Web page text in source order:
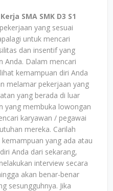
SMA SMK D3 S1
yang sesuai
untuk mencari
dan insentif yang
Anda. Dalam mencari
kemampuan diri Anda
melamar pekerjaan yang
yang berada di luar
yang membuka lowongan
karyawan / pegawai
mereka. Carilah
yang ada atau
Anda dari sekarang,
interview secara
akan benar-benar
sesungguhnya. Jika